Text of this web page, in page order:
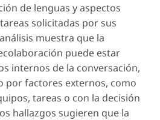
de lenguas y aspectos
solicitadas por sus
muestra que la
puede estar
internos de la conversación,
por factores externos, como
tareas o con la decisión
hallazgos sugieren que la